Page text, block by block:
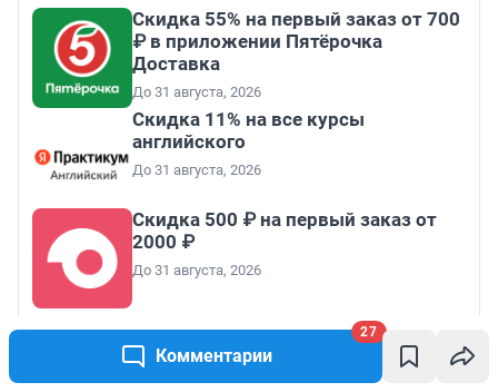
Комментарии
27
Скидка 55% на первый заказ от 700
₽ в приложении Пятёрочка
Доставка
До 31 августа, 2026
Скидка 11% на все курсы
английского
До 31 августа, 2026
Скидка 500 ₽ на первый заказ от
2000 ₽
До 31 августа, 2026
Все промокоды